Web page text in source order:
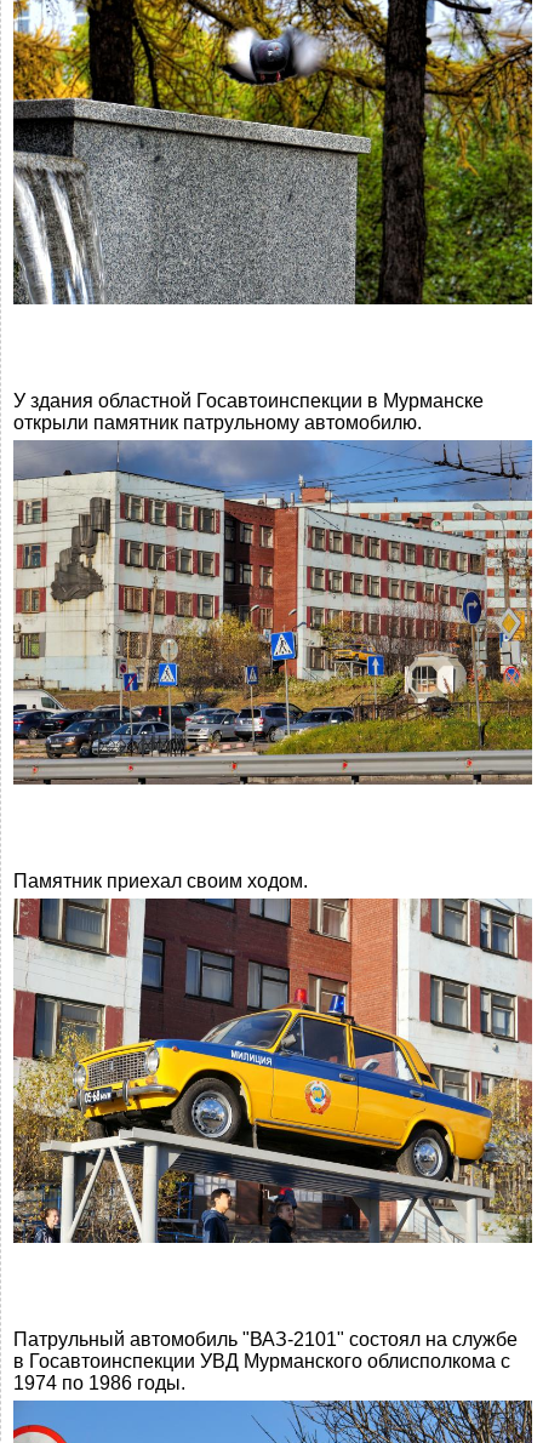
У здания областной Госавтоинспекции в Мурманске
открыли памятник патрульному автомобилю.
Памятник приехал своим ходом.
Патрульный автомобиль "ВАЗ-2101" состоял на службе
в Госавтоинспекции УВД Мурманского облисполкома с
1974 по 1986 годы.